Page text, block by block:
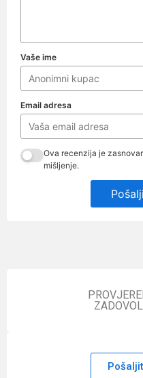
Vaše ime
Email adresa
Ova recenzija je
mišljenje.